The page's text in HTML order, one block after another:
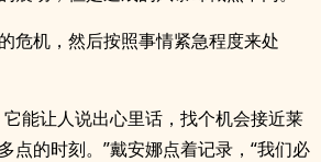
危机，然后按照事情紧急程度来处
能让人说出心里话，找个机会接近莱
点的时刻。”戴安娜点着记录，“我们必